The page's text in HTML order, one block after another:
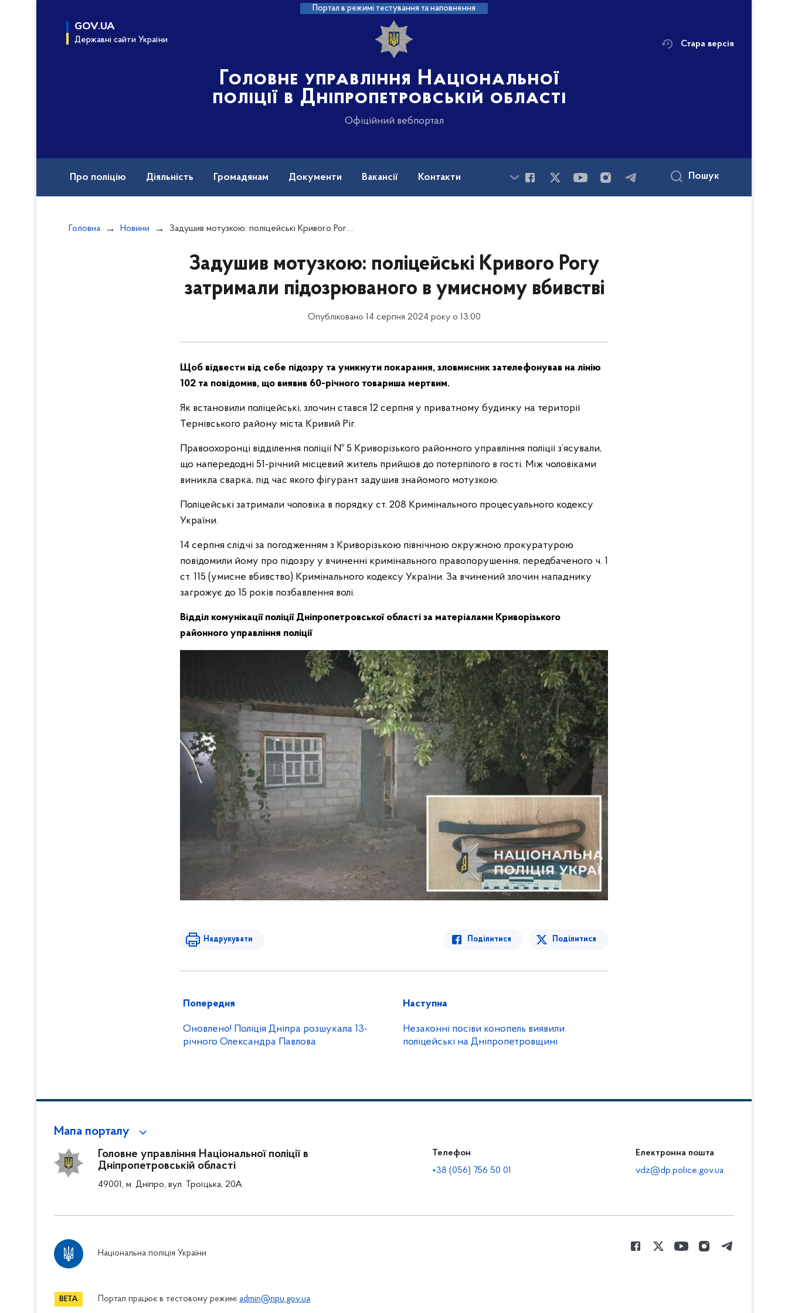
Портал в режимі тестування та наповнення
GOV.UA
Державні сайти України
Головне управління Національної
поліції в Дніпропетровській області
Офіційний вебпортал
Стара версія
Про поліцію Діяльність Громадянам Документи Вакансії Контакти Пошук
Головна Новини Задушив мотузкою: поліцейські Кривого Рогу затримали підозрюваного в умисному вбивстві
Задушив мотузкою: поліцейські Кривого Рогу
затримали підозрюваного в умисному вбивстві
Опубліковано 14 серпня 2024 року о 13:00
Щоб відвести від себе підозру та уникнути покарання, зловмисник зателефонував на лінію
102 та повідомив, що виявив 60-річного товариша мертвим.
Як встановили поліцейські, злочин стався 12 серпня у приватному будинку на території
Тернівського району міста Кривий Ріг.
Правоохоронці відділення поліції № 5 Криворізького районного управління поліції з’ясували,
що напередодні 51-річний місцевий житель прийшов до потерпілого в гості. Між чоловіками
виникла сварка, під час якого фігурант задушив знайомого мотузкою.
Поліцейські затримали чоловіка в порядку ст. 208 Кримінального процесуального кодексу
України.
14 серпня слідчі за погодженням з Криворізькою північною окружною прокуратурою
повідомили йому про підозру у вчиненні кримінального правопорушення, передбаченого ч. 1
ст. 115 (умисне вбивство) Кримінального кодексу України. За вчинений злочин нападнику
загрожує до 15 років позбавлення волі.
Відділ комунікації поліції Дніпропетровської області за матеріалами Криворізького
районного управління поліції
Надрукувати Поділитися Поділитися
Попередня
Оновлено! Поліція Дніпра розшукала 13-
річного Олександра Павлова
Наступна
Незаконні посіви конопель виявили
поліцейські на Дніпропетровщині
Мапа порталу
Головне управління Національної поліції в
Дніпропетровській області
49001, м. Дніпро, вул. Троїцька, 20А
Телефон
+38 (056) 756 50 01
Електронна пошта
vdz@dp.police.gov.ua
Національна поліція України
Портал працює в тестовому режимі admin@npu.gov.ua